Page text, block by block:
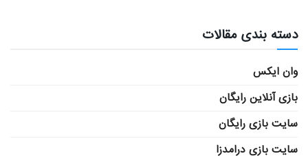
دسته بندی مقالات
وان ایکس
بازی آنلاین رایگان
سایت بازی رایگان
سایت بازی درامدزا